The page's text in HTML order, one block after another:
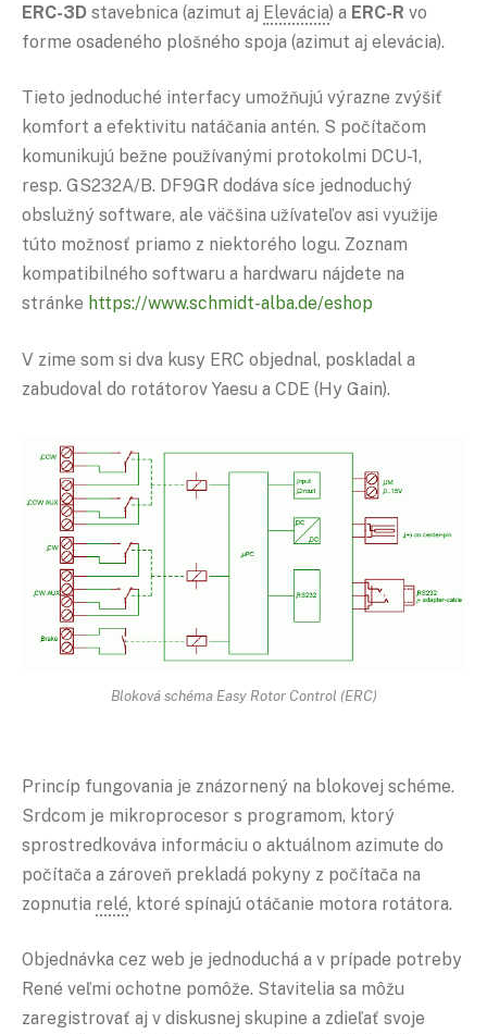
ERC-3D stavebnica (azimut aj Elevácia) a ERC-R vo
forme osadeného plošného spoja (azimut aj elevácia).
Tieto jednoduché interfacy umožňujú výrazne zvýšiť
komfort a efektivitu natáčania antén. S počítačom
komunikujú bežne používanými protokolmi DCU-1,
resp. GS232A/B. DF9GR dodáva síce jednoduchý
obslužný software, ale väčšina užívateľov asi využije
túto možnosť priamo z niektorého logu. Zoznam
kompatibilného softwaru a hardwaru nájdete na
stránke https://www.schmidt-alba.de/eshop
V zime som si dva kusy ERC objednal, poskladal a
zabudoval do rotátorov Yaesu a CDE (Hy Gain).
Bloková schéma Easy Rotor Control (ERC)
Princíp fungovania je znázornený na blokovej schéme.
Srdcom je mikroprocesor s programom, ktorý
sprostredkováva informáciu o aktuálnom azimute do
počítača a zároveň prekladá pokyny z počítača na
zopnutia relé, ktoré spínajú otáčanie motora rotátora.
Objednávka cez web je jednoduchá a v prípade potreby
René veľmi ochotne pomôže. Stavitelia sa môžu
zaregistrovať aj v diskusnej skupine a zdieľať svoje